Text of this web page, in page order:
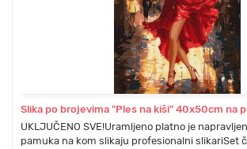
Slika po brojevima "Ples na kiši" 40x50cm na
UKLJUČENO SVE!Uramljeno platno je
pamuka na kom slikaju profesionalni slikariSet